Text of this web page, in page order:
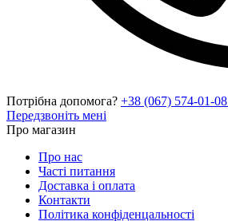
Потрібна допомога? +38 (067) 574-01-08
Передзвоніть мені
Про магазин
Про нас
Часті питання
Доставка і оплата
Контакти
Політика конфіденцальності